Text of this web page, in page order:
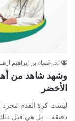
أ.د. عصام بن إبراهيم أزهـر
وشهد شاهد من
الأخضر
ليست كرة القدم مجرد
دقيقة .. بل هي قبل ذلك